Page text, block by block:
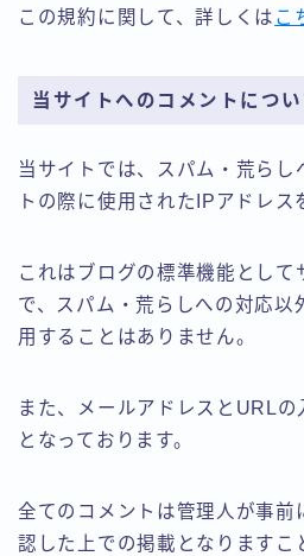
この規約に関して、詳しくは こ
当サイトへのコメントについ
当サイトでは、スパム・荒らし
トの際に使用されたIPアドレス
これはブログの標準機能として
で、スパム・荒らしへの対応以
用することはありません。
また、メールアドレスとURL
となっております。
全てのコメントは管理人が事前
認した上での掲載となりますこ